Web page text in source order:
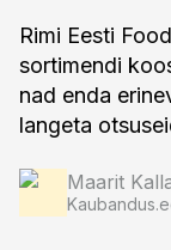
Rimi Eesti
sortimendi
nad enda
langeta
Maarit